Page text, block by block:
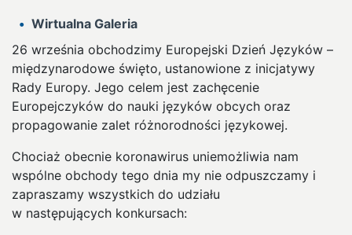
Wirtualna Galeria
26 września obchodzimy Europejski Dzień Języków –
międzynarodowe święto, ustanowione z inicjatywy
Rady Europy. Jego celem jest zachęcenie
Europejczyków do nauki języków obcych oraz
propagowanie zalet różnorodności językowej.
Chociaż obecnie koronawirus uniemożliwia nam
wspólne obchody tego dnia my nie odpuszczamy i
zapraszamy wszystkich do udziału
w następujących konkursach: